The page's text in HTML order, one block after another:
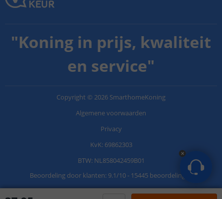
"Koning in prijs, kwaliteit
en service"
Copyright © 2026 SmarthomeKoning
Algemene voorwaarden
Privacy
KvK: 69862303
BTW: NL858042459B01
Beoordeling door klanten: 9.1/10- 15445 beoordelingen